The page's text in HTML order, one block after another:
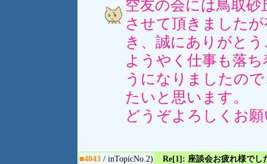
空友の会には鳥取
させて頂きました
き、誠にありがと
ようやく仕事も落
うになりましたの
たいと思います。
どうぞよろしくお
■4043 / inTopicNo.2) Re[1]: 座談会お疲れ様でし